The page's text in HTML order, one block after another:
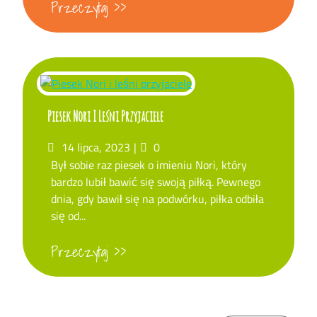
Przeczytaj >>
Piesek Nori I Leśni Przyjaciele
Posted
on
14 lipca, 2023 Komentarze
0
Był sobie raz piesek o imieniu Nori, który
bardzo lubił bawić się swoją piłką. Pewnego
dnia, gdy bawił się na podwórku, piłka odbiła
się od...
Przeczytaj >>